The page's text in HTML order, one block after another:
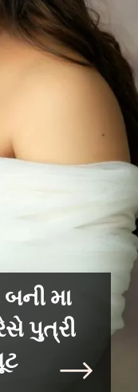
મા
પુત્રી
સાથે કરાવ્યું ફોટો શૂટ